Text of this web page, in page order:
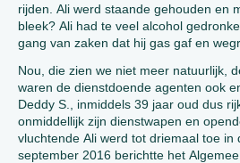
rijden. Ali werd staande gehouden en
bleek? Ali had te veel alcohol
gang van zaken dat hij gas gaf en
Nou, die zien we niet meer natuurlijk,
waren de dienstdoende agenten ook
Deddy S., inmiddels 39 jaar oud dus
onmiddellijk zijn dienstwapen en
vluchtende Ali werd tot driemaal toe in
september 2016 berichtte het